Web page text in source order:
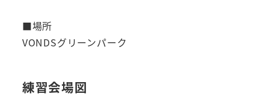
■場所
VONDSグリーンパーク
練習会場図